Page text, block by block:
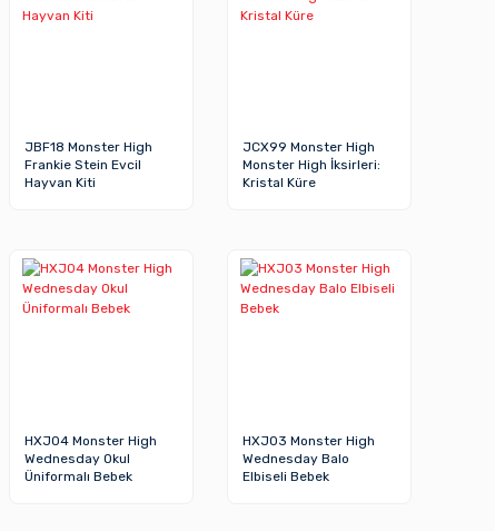
JBF18 Monster High
Frankie Stein Evcil
Hayvan Kiti
JCX99 Monster High
Monster High İksirleri:
Kristal Küre
HXJ04 Monster High
Wednesday Okul
Üniformalı Bebek
HXJ03 Monster High
Wednesday Balo
Elbiseli Bebek